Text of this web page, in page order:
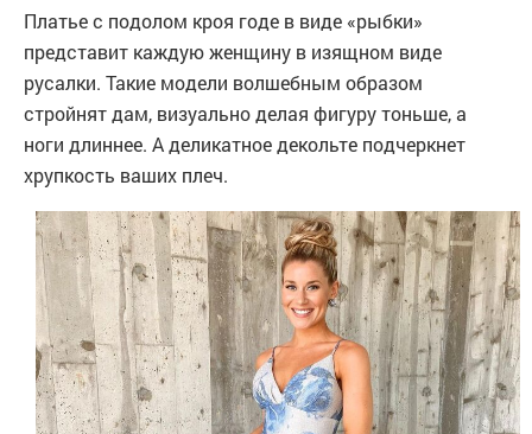
Платье с подолом кроя годе в виде «рыбки»
представит каждую женщину в изящном виде
русалки. Такие модели волшебным образом
стройнят дам, визуально делая фигуру тоньше, а
ноги длиннее. А деликатное декольте подчеркнет
хрупкость ваших плеч.